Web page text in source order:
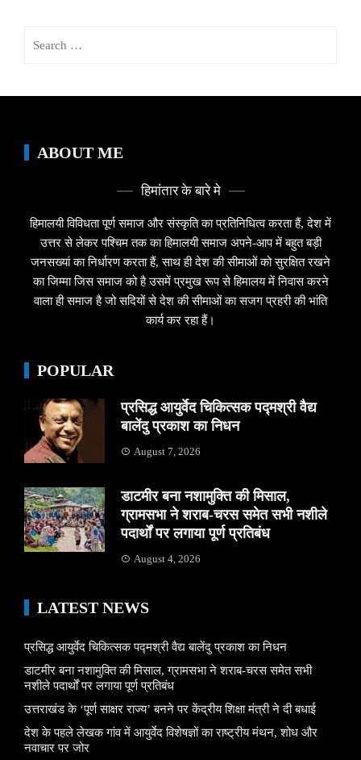
ABOUT ME
हिमांतार के बारे मे
हिमालयी विविधता पूर्ण समाज और संस्कृति का प्रतिनिधित्व करता हैं, देश में
उत्तर से लेकर पश्चिम तक का हिमालयी समाज अपने-आप में बहुत बड़ी
जनसख्यां का निर्धारण करता हैं, साथ ही देश की सीमाओं को सुरक्षित रखने
का जिम्मा जिस समाज को है उसमें प्रमुख रूप से हिमालय में निवास करने
वाला ही समाज है जो सदियों से देश की सीमाओं का सजग प्रहरी की भांति
कार्य कर रहा हैं।
POPULAR
प्रसिद्ध आयुर्वेद चिकित्सक पद्मश्री वैद्य
बालेंदु प्रकाश का निधन
August 7, 2026
डाटमीर बना नशामुक्ति की मिसाल,
ग्रामसभा ने शराब-चरस समेत सभी नशीले
पदार्थों पर लगाया पूर्ण प्रतिबंध
August 4, 2026
LATEST NEWS
प्रसिद्ध आयुर्वेद चिकित्सक पद्मश्री वैद्य बालेंदु प्रकाश का निधन
डाटमीर बना नशामुक्ति की मिसाल, ग्रामसभा ने शराब-चरस समेत सभी
नशीले पदार्थों पर लगाया पूर्ण प्रतिबंध
उत्तराखंड के ‘पूर्ण साक्षर राज्य’ बनने पर केंद्रीय शिक्षा मंत्री ने दी बधाई
देश के पहले लेखक गांव में आयुर्वेद विशेषज्ञों का राष्ट्रीय मंथन, शोध और
नवाचार पर जोर